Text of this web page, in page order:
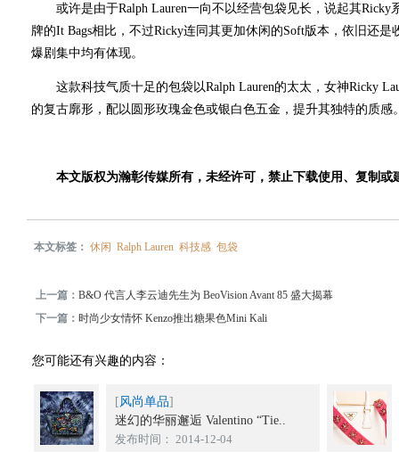
或许是由于Ralph Lauren一向不以经营包袋见长，说起其Ricky
牌的It Bags相比，不过Ricky连同其更加休闲的Soft版本，依旧还
爆剧集中均有体现。
这款科技气质十足的包袋以Ralph Lauren的太太，女神Ricky
的复古廓形，配以圆形玫瑰金色或银白色五金，提升其独特的质感
本文版权为瀚彰传媒所有，未经许可，禁止下载使用、复制或
本文标签：休闲 Ralph Lauren 科技感 包袋
上一篇：B&O 代言人李云迪先生为 BeoVision Avant 85 盛大揭幕
下一篇： 时尚少女情怀 Kenzo推出糖果色Mini Kali
您可能还有兴趣的内容：
[风尚单品]
迷幻的华丽邂逅 Valentino “Tie..
发布时间： 2014-12-04